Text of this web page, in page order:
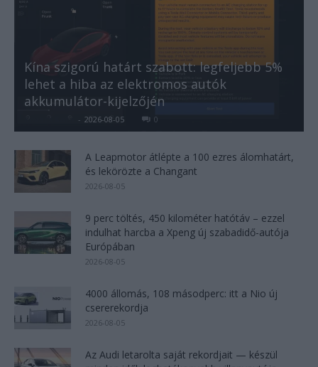
Kína szigorú határt szabott: legfeljebb 5%
lehet a hiba az elektromos autók
akkumulátor-kijelzőjén
- 2026-08-05 0
A Leapmotor átlépte a 100 ezres álomhatárt,
és lekörözte a Changant
2026-08-05
9 perc töltés, 450 kilométer hatótáv – ezzel
indulhat harcba a Xpeng új szabadidő-autója
Európában
2026-08-05
4000 állomás, 108 másodperc: itt a Nio új
csererekordja
2026-08-05
Az Audi letarolta saját rekordjait — készül